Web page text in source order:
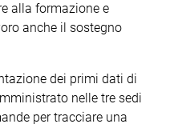
alla formazione e
anche il sostegno
dei primi dati di
nelle tre sedi
per tracciare una